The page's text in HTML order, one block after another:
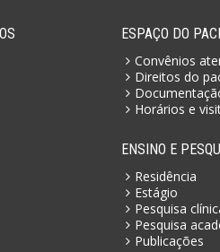
ESPAÇO DO
Convênios
Direitos do
Horários e
ENSINO E
Residência
Estágio
Pesquisa
Pesquisa
Publicações